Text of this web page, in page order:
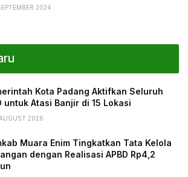
2024
Kota Padang Aktifkan Seluruh
untuk Atasi Banjir di 15 Lokasi
2026
Muara Enim Tingkatkan Tata Kelola
dengan Realisasi APBD Rp4,2